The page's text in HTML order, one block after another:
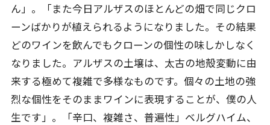
ん」。「また今日アルザスのほとんどの畑で同じクロ
ーンばかりが植えられるようになりました。その結果
どのワインを飲んでもクローンの個性の味しかしなく
なりました。アルザスの土壌は、太古の地殻変動に由
来する極めて複雑で多様なものです。個々の土地の強
烈な個性をそのままワインに表現することが、僕の人
生です」。「辛口、複雑さ、普遍性」ベルグハイム、